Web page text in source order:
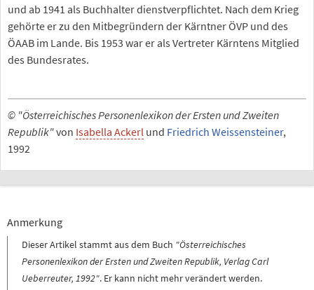
und ab 1941 als Buchhalter dienstverpflichtet. Nach dem Krieg
gehörte er zu den Mitbegründern der Kärntner ÖVP und des
ÖAAB im Lande. Bis 1953 war er als Vertreter Kärntens Mitglied
des Bundesrates.
© "Österreichisches Personenlexikon der Ersten und Zweiten
Republik"von Isabella Ackerl und Friedrich Weissensteiner,
1992
Anmerkung
Dieser Artikel stammt aus dem Buch "Österreichisches
Personenlexikon der Ersten und Zweiten Republik, Verlag Carl
Ueberreuter, 1992". Er kann nicht mehr verändert werden.